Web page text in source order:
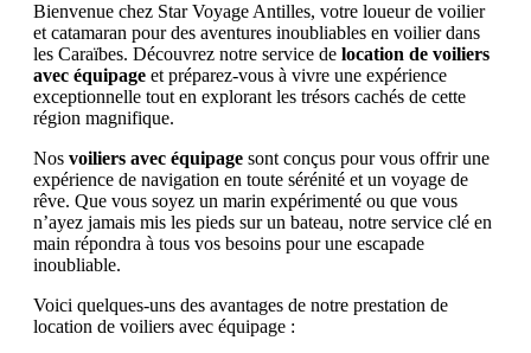
Bienvenue chez Star Voyage Antilles, votre loueur de voilier
et catamaran pour des aventures inoubliables en voilier dans
les Caraïbes. Découvrez notre service de location de voiliers
avec équipage et préparez-vous à vivre une expérience
exceptionnelle tout en explorant les trésors cachés de cette
région magnifique.
Nos voiliers avec équipage sont conçus pour vous offrir une
expérience de navigation en toute sérénité et un voyage de
rêve. Que vous soyez un marin expérimenté ou que vous
n’ayez jamais mis les pieds sur un bateau, notre service clé en
main répondra à tous vos besoins pour une escapade
inoubliable.
Voici quelques-uns des avantages de notre prestation de
location de voiliers avec équipage :